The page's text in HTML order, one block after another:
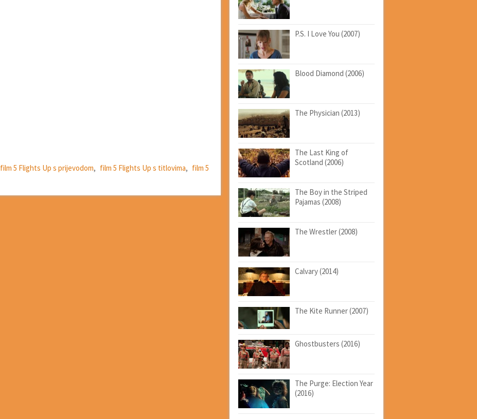
film 5 Flights Up s prijevodom, film 5 Flights Up s titlovima, film 5
P.S. I Love You (2007)
Blood Diamond (2006)
The Physician (2013)
The Last King of
Scotland (2006)
The Boy in the Striped
Pajamas (2008)
The Wrestler (2008)
Calvary (2014)
The Kite Runner (2007)
Ghostbusters (2016)
The Purge: Election Year
(2016)